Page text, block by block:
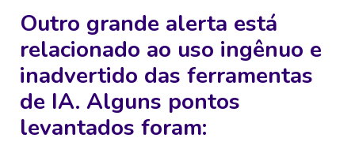
Outro grande alerta está
relacionado ao uso ingênuo e
inadvertido das ferramentas
de IA. Alguns pontos
levantados foram: